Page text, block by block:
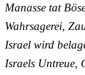
Manasse tat
Wahrsagerei,
Israel wird
Israels Untreue,